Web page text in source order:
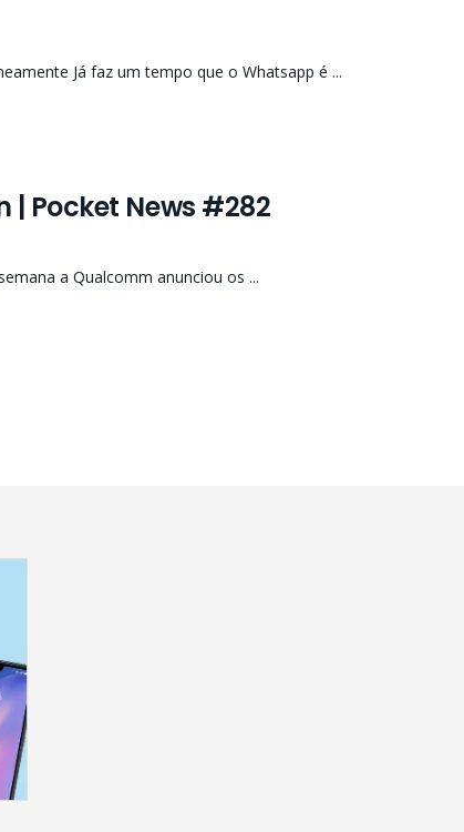
Já faz um tempo que o Whatsapp é ...
Pocket News #282
a Qualcomm anunciou os ...